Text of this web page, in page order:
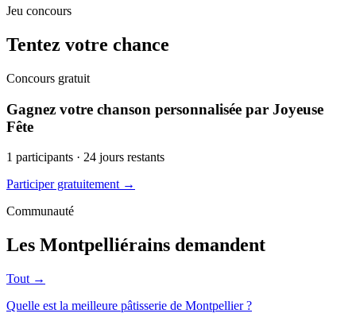
Jeu concours
Tentez votre chance
Concours gratuit
Gagnez votre chanson personnalisée par Joyeuse
Fête
1 participants · 24 jours restants
Participer gratuitement →
Communauté
Les Montpelliérains demandent
Tout →
Quelle est la meilleure pâtisserie de Montpellier ?